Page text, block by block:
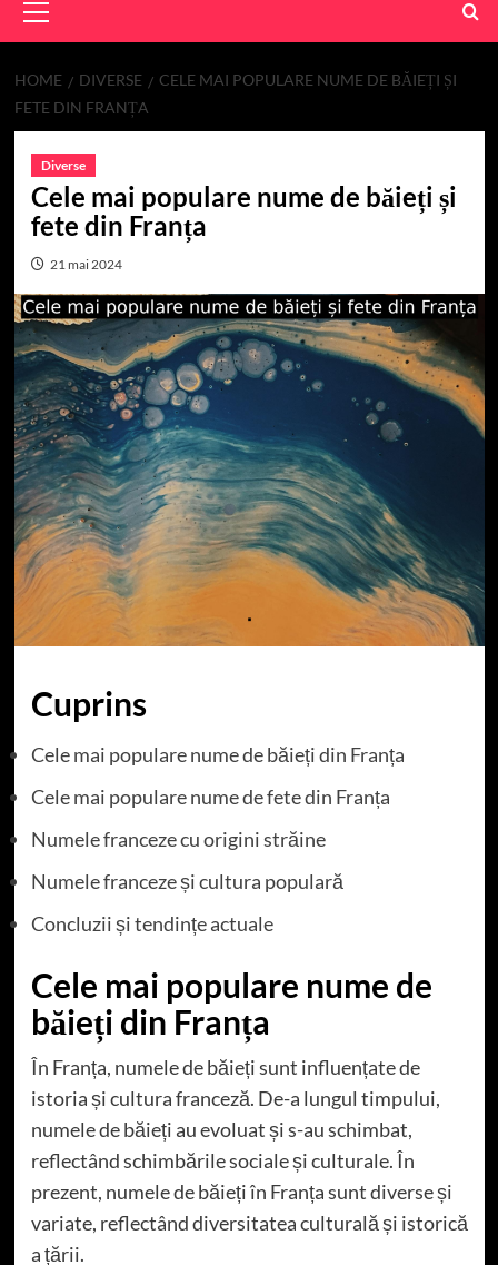
Menu
HOME DIVERSE
CELE MAI POPULARE NUME DE BĂIEȚI ȘI
FETE DIN FRANȚA
Diverse
Cele mai populare nume de băieți și
fete din Franța
21 mai 2024
Cuprins
Cele mai populare nume de băieți din Franța
Cele mai populare nume de fete din Franța
Numele franceze cu origini străine
Numele franceze și cultura populară
Concluzii și tendințe actuale
Cele mai populare nume de
băieți din Franța
În Franța, numele de băieți sunt influențate de
istoria și cultura franceză. De-a lungul timpului,
numele de băieți au evoluat și s-au schimbat,
reflectând schimbările sociale și culturale. În
prezent, numele de băieți în Franța sunt diverse și
variate, reflectând diversitatea culturală și istorică
a țării.